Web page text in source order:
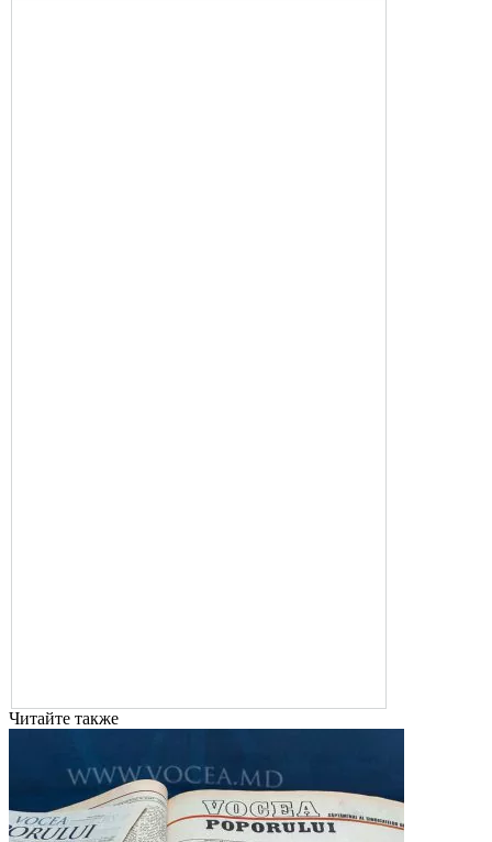
Читайте также